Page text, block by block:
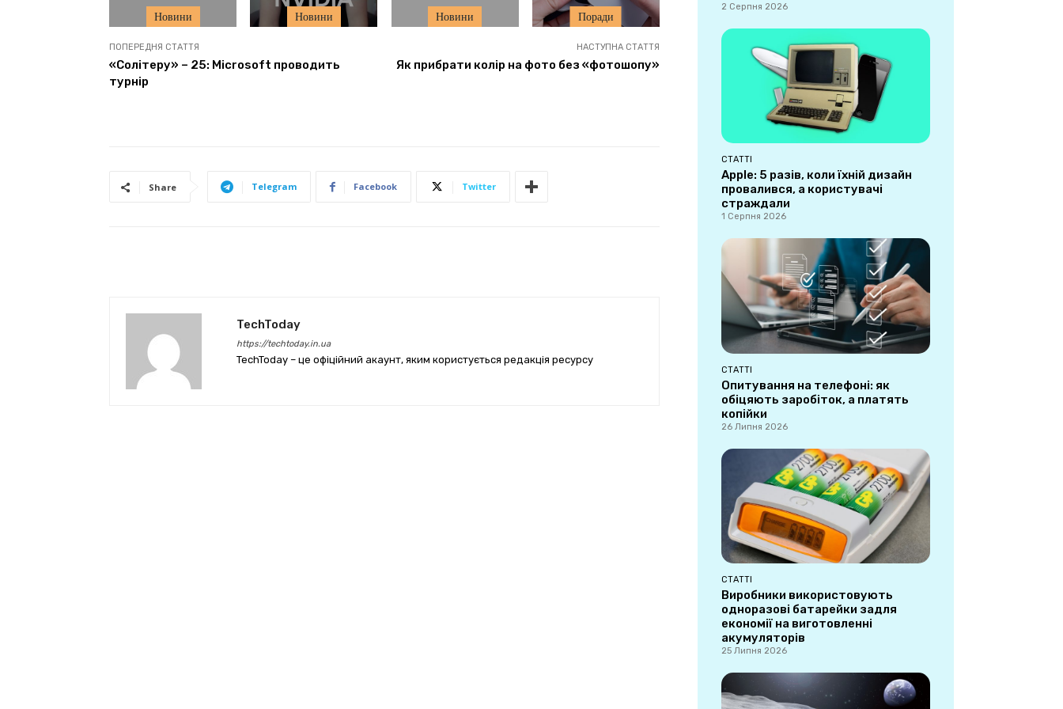
Новини Новини Новини Поради
ПОПЕРЕДНЯ СТАТТЯ
«Солітеру» – 25: Microsoft проводить
турнір
НАСТУПНА СТАТТЯ
Як прибрати колір на фото без «фотошопу»
Share Telegram Facebook Twitter
TechToday
https://techtoday.in.ua
TechToday – це офіційний акаунт, яким користується редакція ресурсу
2 Серпня 2026
СТАТТІ
Apple: 5 разів, коли їхній дизайн
провалився, а користувачі
страждали
1 Серпня 2026
СТАТТІ
Опитування на телефоні: як
обіцяють заробіток, а платять
копійки
26 Липня 2026
СТАТТІ
Виробники використовують
одноразові батарейки задля
економії на виготовленні
акумуляторів
25 Липня 2026